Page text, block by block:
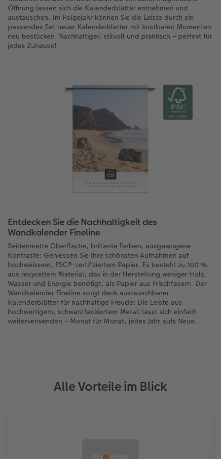
Öffnung lassen sich die Kalenderblätter entnehmen und
austauschen. Im Folgejahr können Sie die Leiste durch ein
passendes Set neuer Kalenderblätter mit kostbaren Momenten
neu bestücken. Nachhaltiger, stilvoll und praktisch – perfekt für
jedes Zuhause!
Entdecken Sie die Nachhaltigkeit des
Wandkalender Fineline
Seidenmatte Oberfläche, brillante Farben, ausgewogene
Kontraste: Geniessen Sie Ihre schönsten Aufnahmen auf
hochweissem, FSC®-zertifiziertem Papier. Es besteht zu 100 %
aus recyceltem Material, das in der Herstellung weniger Holz,
Wasser und Energie benötigt, als Papier aus Frischfasern. Der
Wandkalender Fineline sorgt dank austauschbarer
Kalenderblätter für nachhaltige Freude: Die Leiste aus
hochwertigem, schwarz lackiertem Metall lässt sich einfach
weiterverwenden – Monat für Monat, jedes Jahr aufs Neue.
Alle Vorteile im Blick